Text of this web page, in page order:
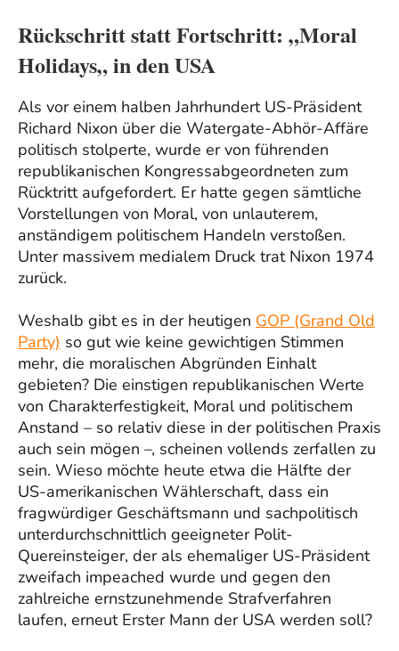
Rückschritt statt Fortschritt: „Moral
Holidays„in den USA
Als vor einem halben Jahrhundert US-Präsident
Richard Nixon über die Watergate-Abhör-Affäre
politisch stolperte, wurde er von führenden
republikanischen Kongressabgeordneten zum
Rücktritt aufgefordert. Er hatte gegen sämtliche
Vorstellungen von Moral, von unlauterem,
anständigem politischem Handeln verstoßen.
Unter massivem medialem Druck trat Nixon 1974
zurück.
Weshalb gibt es in der heutigen GOP (Grand Old
Party) so gut wie keine gewichtigen Stimmen
mehr, die moralischen Abgründen Einhalt
gebieten? Die einstigen republikanischen Werte
von Charakterfestigkeit, Moral und politischem
Anstand – so relativ diese in der politischen Praxis
auch sein mögen –, scheinen vollends zerfallen zu
sein. Wieso möchte heute etwa die Hälfte der
US-amerikanischen Wählerschaft, dass ein
fragwürdiger Geschäftsmann und sachpolitisch
unterdurchschnittlich geeigneter Polit-
Quereinsteiger, der als ehemaliger US-Präsident
zweifach impeached wurde und gegen den
zahlreiche ernstzunehmende Strafverfahren
laufen, erneut Erster Mann der USA werden soll?